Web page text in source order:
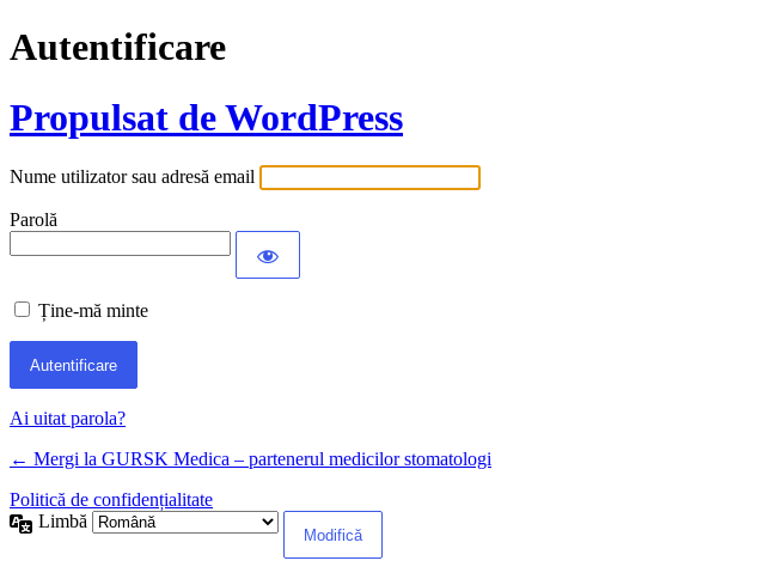
Autentificare
Propulsat de WordPress
Nume utilizator sau adresă email
Parolă
Ține-mă minte
Ai uitat parola?
← Mergi la GURSK Medica – partenerul medicilor stomatologi
Politică de confidențialitate
Limbă